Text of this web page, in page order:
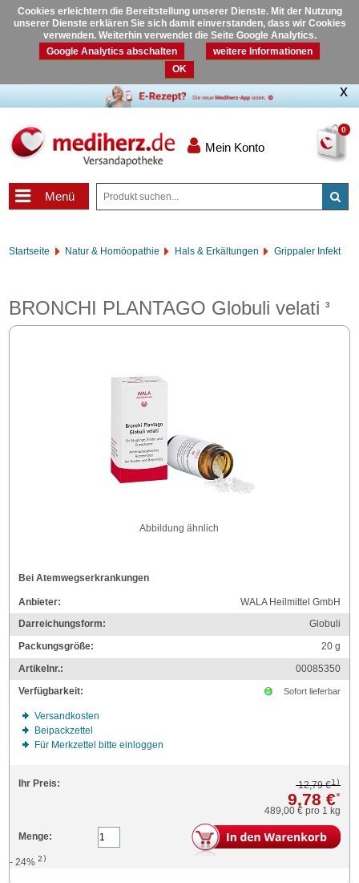
Cookies erleichtern die Bereitstellung unserer Dienste. Mit der Nutzung
unserer Dienste erklären Sie sich damit einverstanden, dass wir Cookies
verwenden. Weiterhin verwendet die Seite Google Analytics.
Google Analytics abschalten
weitere Informationen
OK
0
Mein Konto
Menü
Startseite Natur & Homöopathie Hals & Erkältungen Grippaler Infekt
BRONCHI PLANTAGO Globuli velati3
Abbildung ähnlich
Bei Atemwegserkrankungen
Anbieter:
WALA Heilmittel GmbH
Darreichungsform:
Globuli
Packungsgröße:
20g
Artikelnr.:
00085350
Verfügbarkeit:
Sofort lieferbar
Versandkosten
Beipackzettel
Für Merkzettel bitte einloggen
Ihr Preis: 12,79 €1)
9,78 €*
489,00 € pro 1 kg
Menge:
- 24%2)